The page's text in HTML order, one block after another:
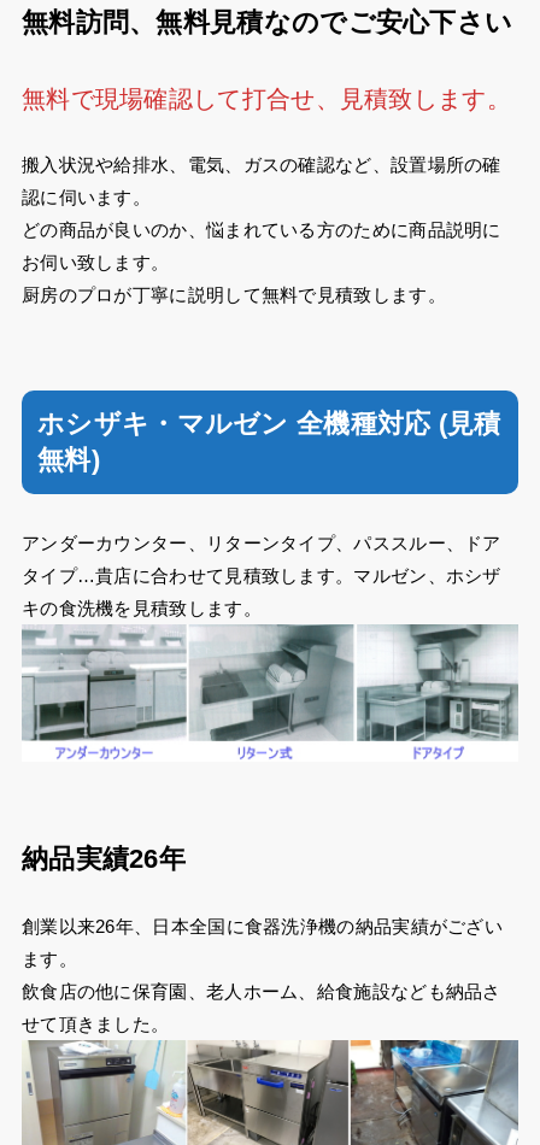
無料訪問、無料見積なのでご安心下さい
無料で現場確認して打合せ、見積致します。
搬入状況や給排水、電気、ガスの確認など、設置場所の確
認に伺います。
どの商品が良いのか、悩まれている方のために商品説明に
お伺い致します。
厨房のプロが丁寧に説明して無料で見積致します。
ホシザキ・マルゼン 全機種対応 (見積
無料)
アンダーカウンター、リターンタイプ、パススルー、ドア
タイプ…貴店に合わせて見積致します。マルゼン、ホシザ
キの食洗機を見積致します。
納品実績26年
創業以来26年、日本全国に食器洗浄機の納品実績がござい
ます。
飲食店の他に保育園、老人ホーム、給食施設なども納品さ
せて頂きました。